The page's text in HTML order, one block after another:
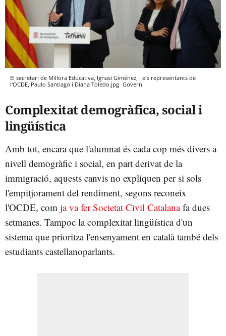
El secretari de Millora Educativa, Ignasi Giménez, i els representants de
l'OCDE, Paulo Santiago i Diana Toledo.jpg Govern
Complexitat demogràfica, social i
lingüística
Amb tot, encara que l'alumnat és cada cop més divers a
nivell demogràfic i social, en part derivat de la
immigració, aquests canvis no expliquen per si sols
l'empitjorament del rendiment, segons reconeix
l'OCDE, com ja va fer Societat Civil Catalanafa dues
setmanes. Tampoc la complexitat lingüística d'un
sistema que prioritza l'ensenyament en català també dels
estudiants castellanoparlants.